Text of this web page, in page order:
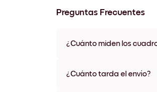
Preguntas Frecuentes
¿Cuánto miden los
materiales y colores de
¿Cuánto tarda el envío?